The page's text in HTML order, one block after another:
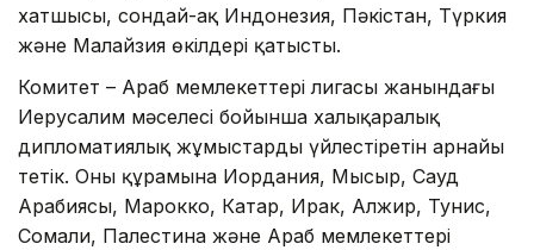
хатшысы, сондай-ақ Индонезия, Пәкістан, Түркия
және Малайзия өкілдері қатысты.
Комитет – Араб мемлекеттері лигасы жанындағы
Иерусалим мәселесі бойынша халықаралық
дипломатиялық жұмыстарды үйлестіретін арнайы
тетік. Оның құрамына Иордания, Мысыр, Сауд
Арабиясы, Марокко, Катар, Ирак, Алжир, Тунис,
Сомали, Палестина және Араб мемлекеттері